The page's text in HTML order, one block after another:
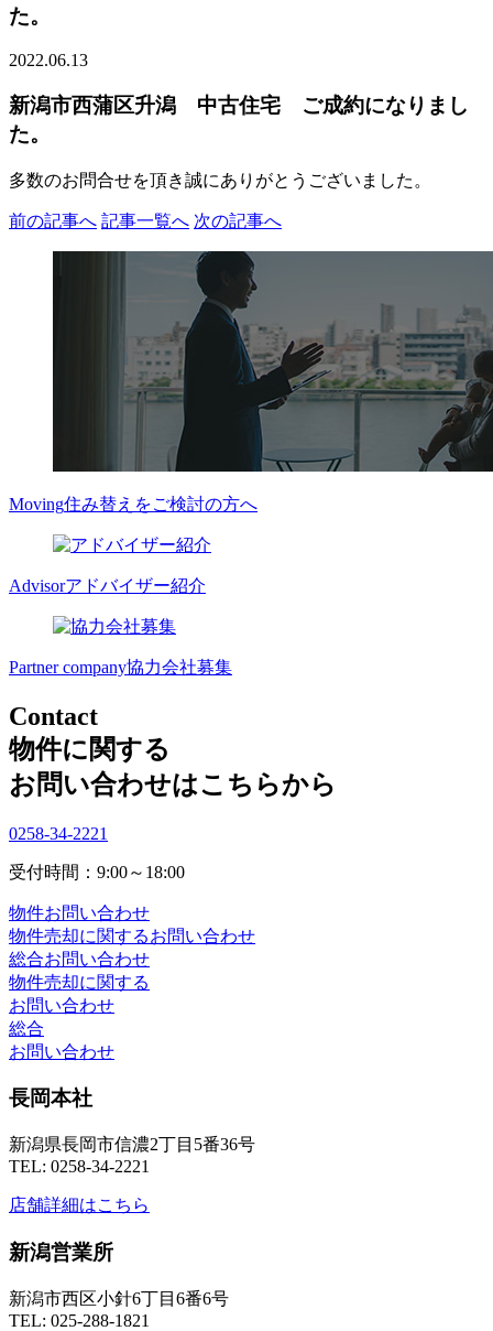
た。
2022.06.13
新潟市西蒲区升潟 中古住宅 ご成約になりまし
た。
多数のお問合せを頂き誠にありがとうございました。
前の記事へ 記事一覧へ 次の記事へ
Moving住み替えをご検討の方へ
Advisorアドバイザー紹介
Partner company協力会社募集
Contact
物件に関する
お問い合わせはこちらから
0258-34-2221
受付時間：9:00～18:00
物件お問い合わせ
物件売却に関するお問い合わせ
総合お問い合わせ
物件売却に関する
お問い合わせ
総合
お問い合わせ
長岡本社
新潟県長岡市信濃2丁目5番36号
TEL: 0258-34-2221
店舗詳細はこちら
新潟営業所
新潟市西区小針6丁目6番6号
TEL: 025-288-1821